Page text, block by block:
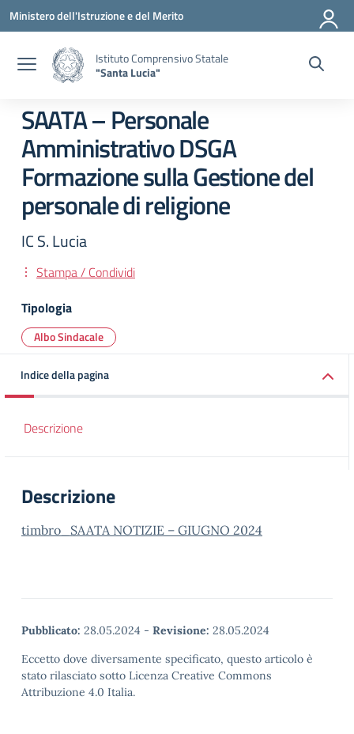
Vai ai contenuti
Vai al menu di navigazione
Vai al footer
Ministero dell'Istruzione e del Merito
Istituto Comprensivo Statale
"Santa Lucia"
SAATA – Personale
Amministrativo DSGA
Formazione sulla Gestione del
personale di religione
IC S. Lucia
Stampa / Condividi
Tipologia
Albo Sindacale
Indice della pagina
Descrizione
Descrizione
timbro_SAATA NOTIZIE – GIUGNO 2024
Pubblicato: 28.05.2024 - Revisione: 28.05.2024
Eccetto dove diversamente specificato, questo articolo è
stato rilasciato sotto Licenza Creative Commons
Attribuzione 4.0 Italia.